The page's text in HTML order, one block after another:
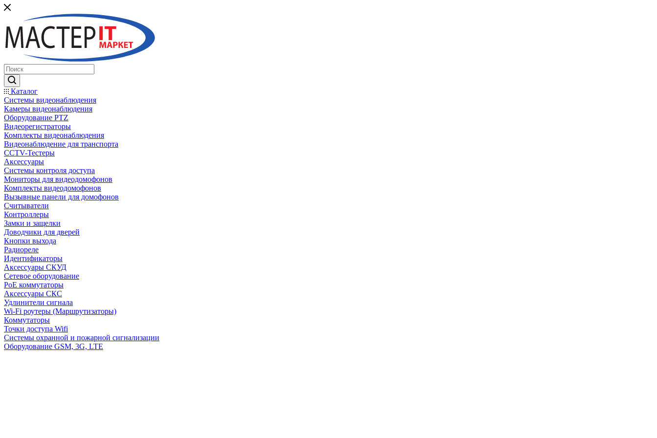
Каталог
Системы видеонаблюдения
Камеры видеонаблюдения
Оборудование PTZ
Видеорегистраторы
Комплекты видеонаблюдения
Видеонаблюдение для транспорта
CCTV-Тестеры
Аксессуары
Системы контроля доступа
Мониторы для видеодомофонов
Комплекты видеодомофонов
Вызывные панели для домофонов
Считыватели
Контроллеры
Замки и защелки
Доводчики для дверей
Кнопки выхода
Радиореле
Идентификаторы
Аксессуары СКУД
Сетевое оборудование
PoE коммутаторы
Аксессуары СКС
Удлинители сигнала
Wi-Fi роутеры (Маршрутизаторы)
Коммутаторы
Точки доступа Wifi
Системы охранной и пожарной сигнализации
Оборудование GSM, 3G, LTE